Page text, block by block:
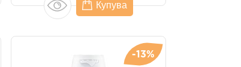
Купува
-13%